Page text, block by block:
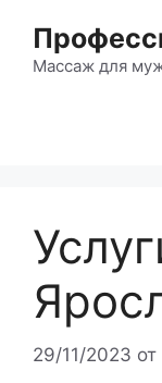
содержимому
Массаж для
29/11/2023 от